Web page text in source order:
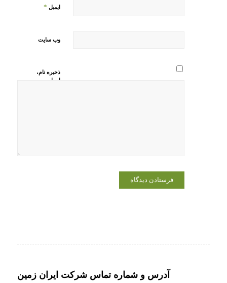
ایمیل *
وب‌ سایت
ذخیره نام،
ایمیل و
آدرس و شماره تماس شرکت ایران زمین